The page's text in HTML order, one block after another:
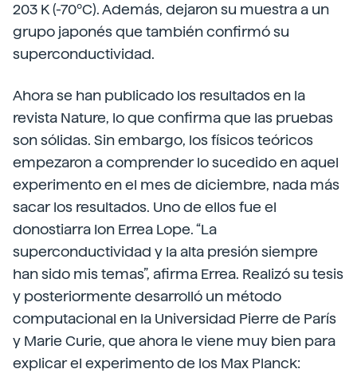
203 K (-70ºC). Además, dejaron su muestra a un
grupo japonés que también confirmó su
superconductividad.
Ahora se han publicado los resultados en la
revista Nature, lo que confirma que las pruebas
son sólidas. Sin embargo, los físicos teóricos
empezaron a comprender lo sucedido en aquel
experimento en el mes de diciembre, nada más
sacar los resultados. Uno de ellos fue el
donostiarra Ion Errea Lope. “La
superconductividad y la alta presión siempre
han sido mis temas”, afirma Errea. Realizó su tesis
y posteriormente desarrolló un método
computacional en la Universidad Pierre de París
y Marie Curie, que ahora le viene muy bien para
explicar el experimento de los Max Planck: